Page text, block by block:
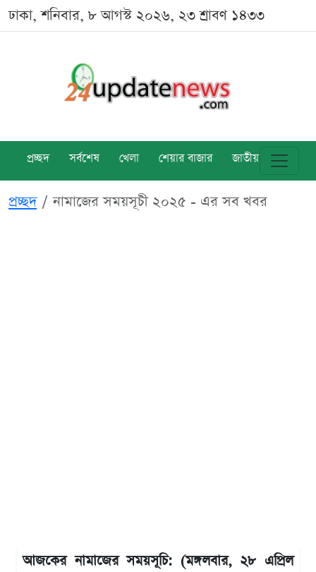
ঢাকা, শনিবার, ৮ আগস্ট ২০২৬, ২৩ শ্রাবণ ১৪৩৩
প্রচ্ছদ সর্বশেষ খেলা শেয়ার বাজার জাতীয় বিশ্ব
প্রচ্ছদ নামাজের সময়সূচী ২০২৫ - এর সব খবর
আজকের নামাজের সময়সূচি: (মঙ্গলবার, ২৮ এপ্রিল